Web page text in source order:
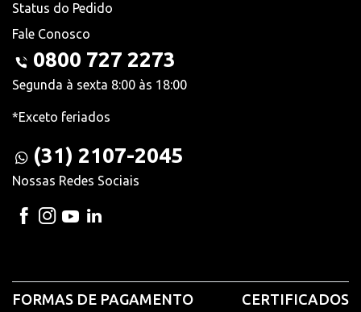
Status do Pedido
Fale Conosco
0800 727 2273
Segunda à sexta 8:00 às 18:00
*Exceto feriados
(31) 2107-2045
Nossas Redes Sociais
FORMAS DE PAGAMENTO CERTIFICADOS